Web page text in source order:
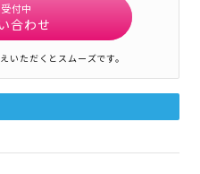
付中
合わせ
いただくとスムーズです。